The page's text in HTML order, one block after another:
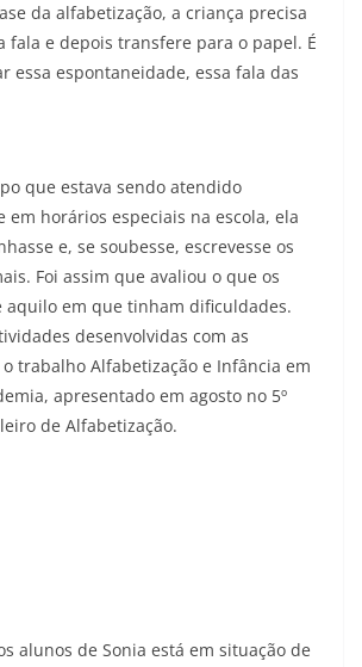
da alfabetização, a criança precisa
fala e depois transfere para o papel. É
essa espontaneidade, essa fala das
que estava sendo atendido
em horários especiais na escola, ela
e, se soubesse, escrevesse os
Foi assim que avaliou o que os
aquilo em que tinham dificuldades.
desenvolvidas com as
trabalho Alfabetização e Infância em
apresentado em agosto no 5º
de Alfabetização.
alunos de Sonia está em situação de